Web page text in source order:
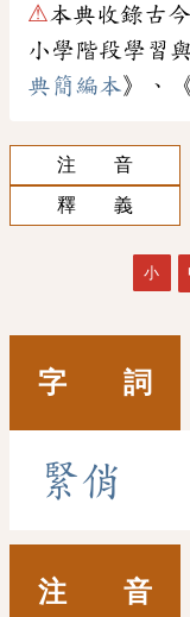
⚠本典收錄古
小學階段學習
典簡編本》、
注 音
釋 義
小
字 詞
緊俏
注 音